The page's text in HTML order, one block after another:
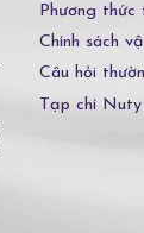
Phương thức
Chính sách
Câu hỏi
Tạp chí Nuty